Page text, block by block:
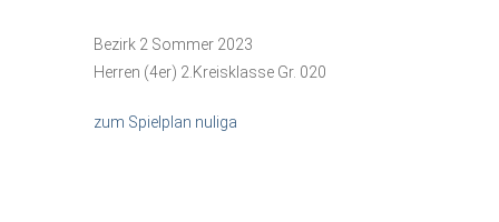
Bezirk 2 Sommer 2023
Herren (4er) 2.Kreisklasse Gr. 020
zum Spielplan nuliga